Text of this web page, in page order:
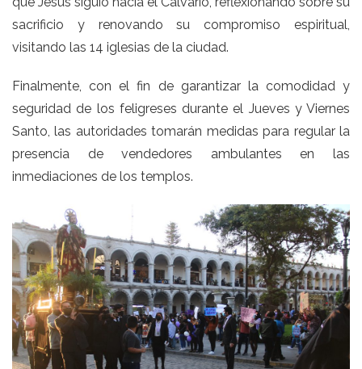
sacrificio y renovando su compromiso espiritual,
visitando las 14 iglesias de la ciudad.
Finalmente, con el fin de garantizar la comodidad y
seguridad de los feligreses durante el Jueves y Viernes
Santo, las autoridades tomarán medidas para regular la
presencia de vendedores ambulantes en las
inmediaciones de los templos.